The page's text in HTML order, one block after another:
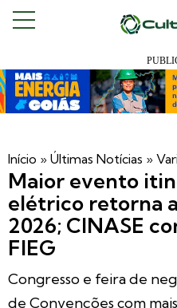
Início » Últimas Notícias »
Maior evento
elétrico retorna
2026; CINASE
FIEG
Congresso e feira de
de Convenções com